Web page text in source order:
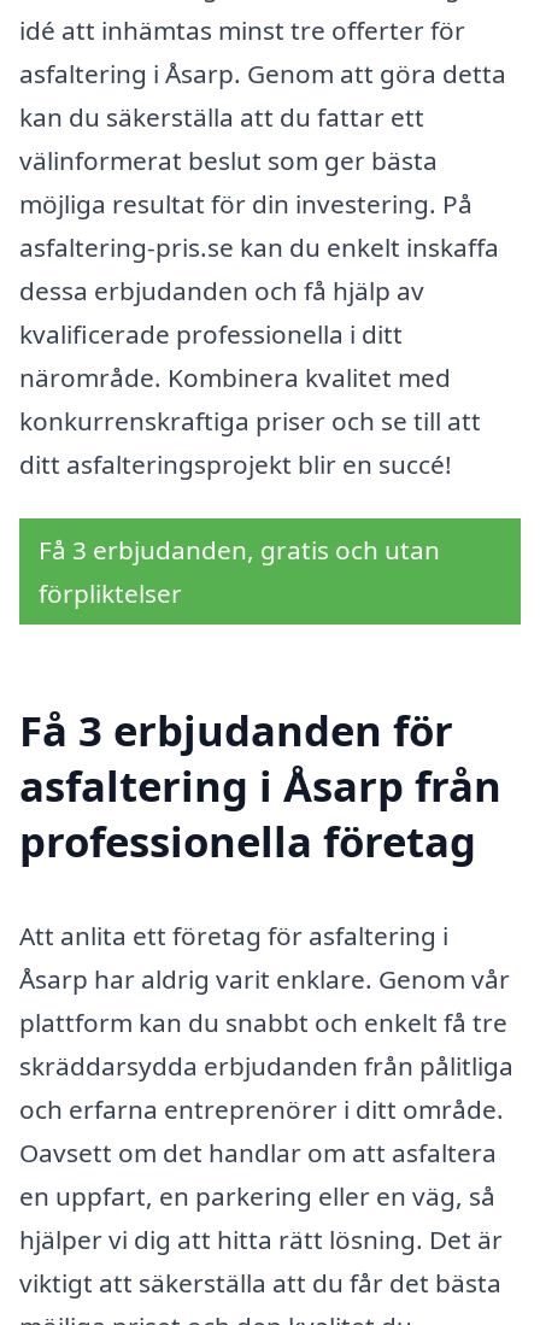
idé att inhämtas minst tre offerter för
asfaltering i Åsarp. Genom att göra detta
kan du säkerställa att du fattar ett
välinformerat beslut som ger bästa
möjliga resultat för din investering. På
asfaltering-pris.se kan du enkelt inskaffa
dessa erbjudanden och få hjälp av
kvalificerade professionella i ditt
närområde. Kombinera kvalitet med
konkurrenskraftiga priser och se till att
ditt asfalteringsprojekt blir en succé!
Få 3 erbjudanden, gratis och utan
förpliktelser
Få 3 erbjudanden för
asfaltering i Åsarp från
professionella företag
Att anlita ett företag för asfaltering i
Åsarp har aldrig varit enklare. Genom vår
plattform kan du snabbt och enkelt få tre
skräddarsydda erbjudanden från pålitliga
och erfarna entreprenörer i ditt område.
Oavsett om det handlar om att asfaltera
en uppfart, en parkering eller en väg, så
hjälper vi dig att hitta rätt lösning. Det är
viktigt att säkerställa att du får det bästa